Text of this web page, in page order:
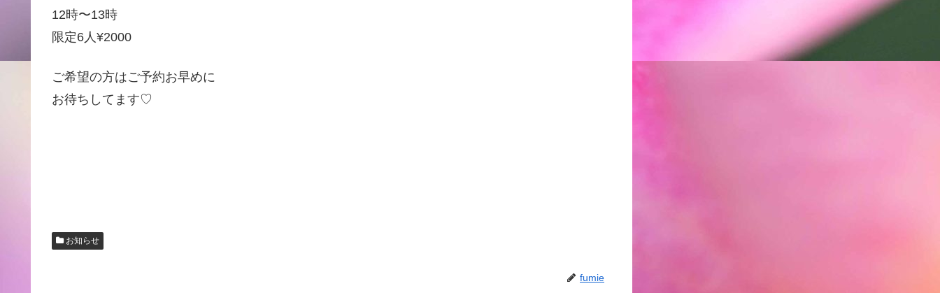
12時〜13時
限定6人¥2000
ご希望の方はご予約お早めに
お待ちしてます♡
お知らせ
fumie